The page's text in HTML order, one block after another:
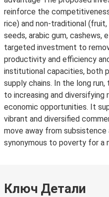
reinforce the
rice) and non-traditional
seeds, arabic gum, cashews,
targeted investment to
productivity and efficiency
institutional capacities, both
supply chains. In the long
to increasing and diversifying
economic opportunities. It
vibrant and diversified
move away from
synonymous to poverty for a
Ключ Детали